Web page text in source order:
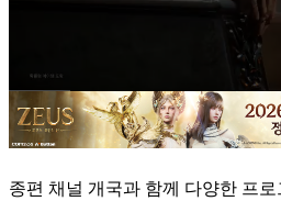
종편 채널 개국과 함께 다양한 프